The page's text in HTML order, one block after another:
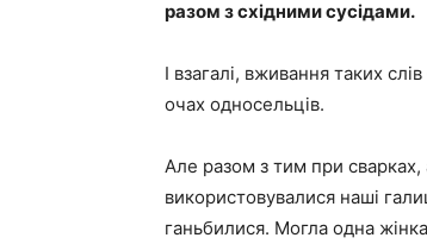
разом з східними сусідами.
І взагалі, вживання таких
очах односельців.
Але разом з тим при сварках,
використовувалися наші
ганьбилися. Могла одна